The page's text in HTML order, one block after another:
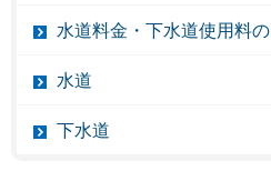
水道料金・下水道使用料
水道
下水道